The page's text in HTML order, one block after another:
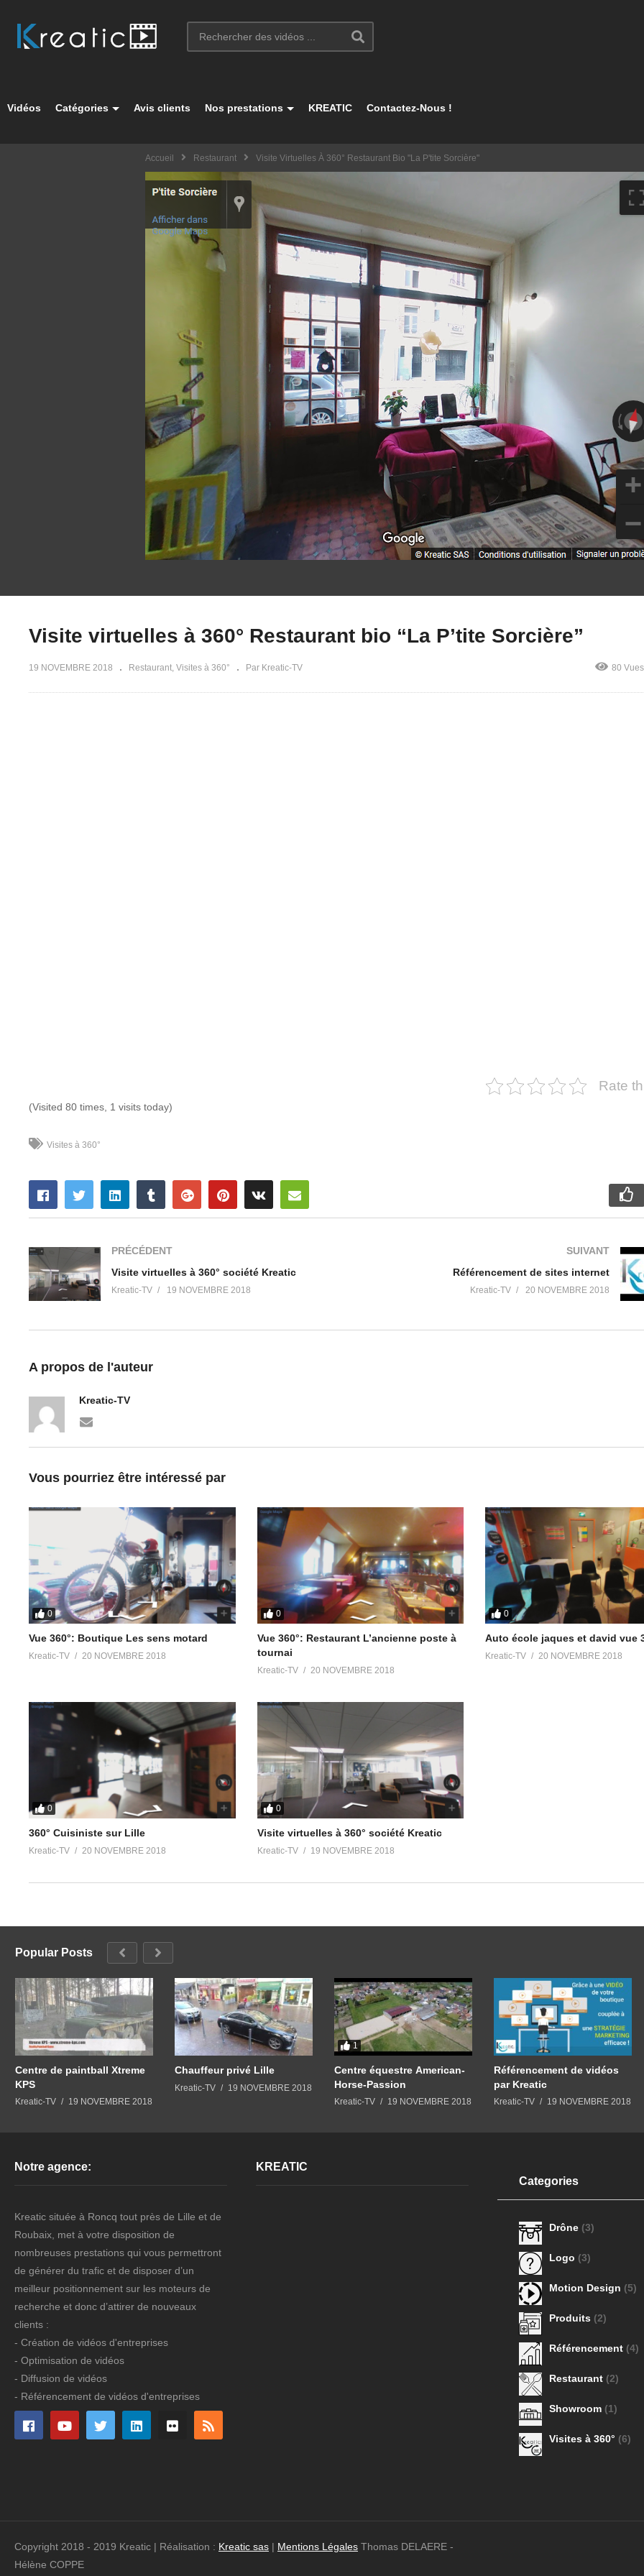
Vidéos Catégories Avis clients Nos prestations KREATIC Contactez-Nous !
Accueil Restaurant Visite Virtuelles À 360° Restaurant Bio "La P'tite Sorcière"
Visite virtuelles à 360° Restaurant bio “La P’tite Sorcière”
19 NOVEMBRE 2018 Restaurant Visites à 360° Par Kreatic-TV 80 Vues
Rate
(Visited 80 times, 1 visits today)
Visites à 360°
PRÉCÉDENT
Visite virtuelles à 360° société Kreatic
Kreatic-TV 19 NOVEMBRE 2018
SUIVANT
Référencement de sites internet
Kreatic-TV 20 NOVEMBRE 2018
A propos de l'auteur
Kreatic-TV
Vous pourriez être intéressé par
0
Vue 360°: Boutique Les sens motard
Kreatic-TV 20 NOVEMBRE 2018
0
Vue 360°: Restaurant L’ancienne poste à
tournai
Kreatic-TV 20 NOVEMBRE 2018
0
Auto école jaques et david vue
Kreatic-TV 20 NOVEMBRE 2018
0
360° Cuisiniste sur Lille
Kreatic-TV 20 NOVEMBRE 2018
0
Visite virtuelles à 360° société Kreatic
Kreatic-TV 19 NOVEMBRE 2018
Popular Posts
Centre de paintball Xtreme
KPS
Kreatic-TV 19 NOVEMBRE 2018
Chauffeur privé Lille
Kreatic-TV 19 NOVEMBRE 2018
1
Centre équestre American-
Horse-Passion
Kreatic-TV 19 NOVEMBRE 2018
Référencement de vidéos
par Kreatic
Kreatic-TV 19 NOVEMBRE 2018
Notre agence:
Kreatic située à Roncq tout près de Lille et de
Roubaix, met à votre disposition de
nombreuses prestations qui vous permettront
de générer du trafic et de disposer d’un
meilleur positionnement sur les moteurs de
recherche et donc d’attirer de nouveaux
clients :
- Création de vidéos d'entreprises
- Optimisation de vidéos
- Diffusion de vidéos
- Référencement de vidéos d'entreprises
KREATIC
Categories
Drône (3)
Logo (3)
Motion Design (5)
Produits (2)
Référencement (4)
Restaurant (2)
Showroom (1)
Visites à 360° (6)
Copyright 2018 - 2019 Kreatic | Réalisation : Kreatic sas | Mentions Légales Thomas DELAERE -
Hélène COPPE